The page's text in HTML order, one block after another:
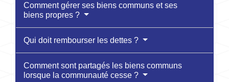
Comment gérer ses biens communs et ses
biens propres ?
Qui doit rembourser les dettes ?
Comment sont partagés les biens communs
lorsque la communauté cesse ?